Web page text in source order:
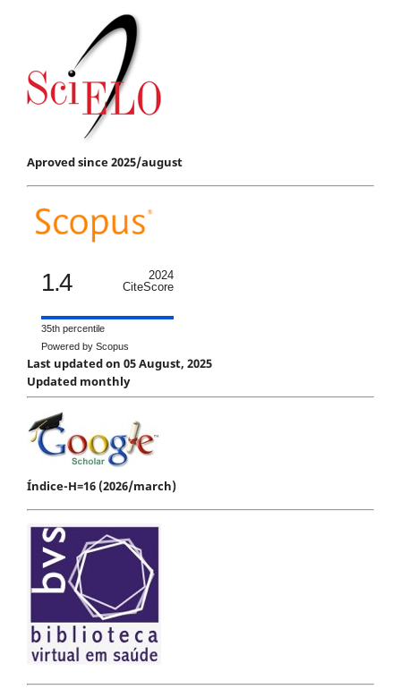
Aproved since 2025/august
1.4
2024
CiteScore
35th percentile
Powered by Scopus
Last updated on 05 August, 2025
Updated monthly
Índice-H=16 (2026/march)